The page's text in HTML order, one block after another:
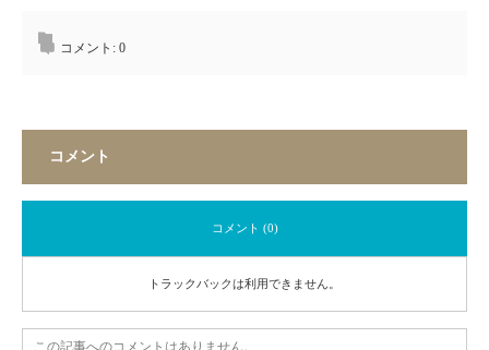
コメント: 0
コメント
コメント (0)
トラックバックは利用できません。
この記事へのコメントはありません。